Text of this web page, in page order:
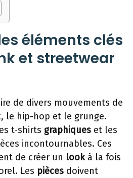
éléments clés
et streetwear
de divers mouvements de
le hip-hop et le grunge.
t-shirts graphiques et les
incontournables. Ces
de créer un lookà la fois
Les pièces doivent